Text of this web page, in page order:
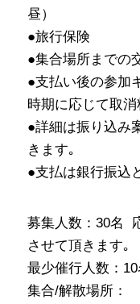
昼）
●旅行保険
●集合場所までの
●支払い後の参加
時期に応じて取
●詳細は振り込み
きます｡
●支払は銀行振込
募集人数：30名
させて頂きます｡
最少催行人数：10
集合/解散場所：